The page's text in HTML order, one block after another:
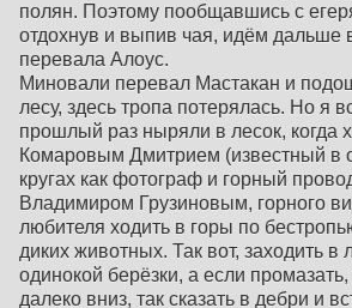
полян. Поэтому пообщавшись с
отдохнув и выпив чая, идём дальше
перевала Алоус.
Миновали перевал Мастакан и
лесу, здесь тропа потерялась. Но я
прошлый раз ныряли в лесок, когда
Комаровым Дмитрием (известный в
кругах как фотограф и горный
Владимиром Грузиновым, горного
любителя ходить в горы по
диких животных. Так вот, заходить в
одинокой берёзки, а если
далеко вниз, так сказать в дебри и